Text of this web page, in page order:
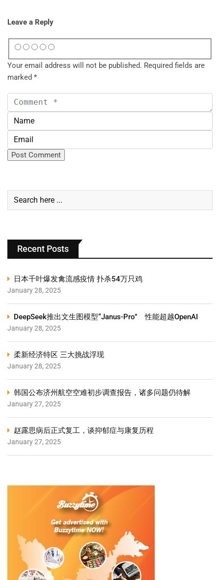
Leave a Reply
Your email address will not be published. Required fields are
marked *
Recent Posts
日本千叶爆发禽流感疫情 扑杀54万只鸡
January 28, 2025
DeepSeek推出文生图模型“Janus-Pro” 性能超越OpenAI
January 28, 2025
柔新经济特区 三大挑战浮现
January 28, 2025
韩国公布济州航空空难初步调查报告，诸多问题仍待解
January 27, 2025
赵露思病后正式复工，谈抑郁症与康复历程
January 27, 2025